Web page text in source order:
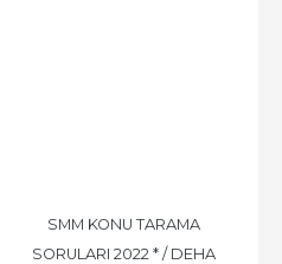
SMM KONU TARAMA
SORULARI 2022 * / DEHA